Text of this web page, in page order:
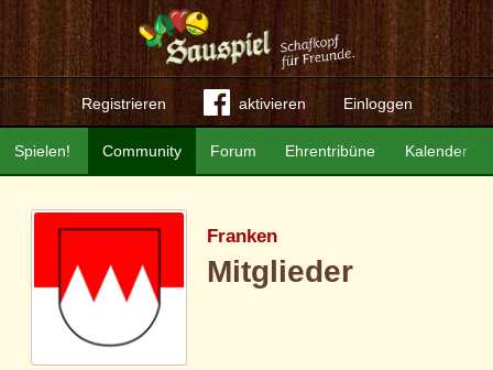
Registrieren aktivieren Einloggen
Community Forum Ehrentribüne Kalender
Spielen!
Franken
Mitglieder